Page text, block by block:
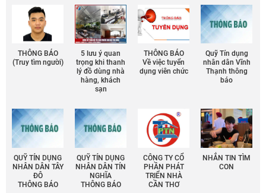
THÔNG BÁO
(Truy tìm người)
5 lưu ý quan
trọng khi thanh
lý đồ dùng nhà
hàng, khách
sạn
THÔNG BÁO
Về việc tuyển
dụng viên chức
Quỹ Tín dụng
nhân dân Vĩnh
Thạnh thông
báo
QUỸ TÍN DỤNG
NHÂN DÂN TÂY
ĐÔ
THÔNG BÁO
QUỸ TÍN DỤNG
NHÂN DÂN TÍN
NGHĨA
THÔNG BÁO
CÔNG TY CỔ
PHẦN PHÁT
TRIỂN NHÀ
CẦN THƠ
NHẮN TIN TÌM
CON